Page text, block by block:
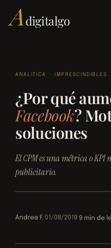
contenido
Adigitalgo
ANALÍTICA · IMPRESCINDIBLES
¿Por qué
Facebook?
soluciones
El CPM es una métrica o
publicitario.
Andrea F.·01/08/2019·9 min de